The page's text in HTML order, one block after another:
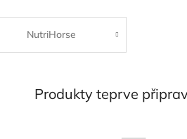
NutriHorse
Produkty teprve